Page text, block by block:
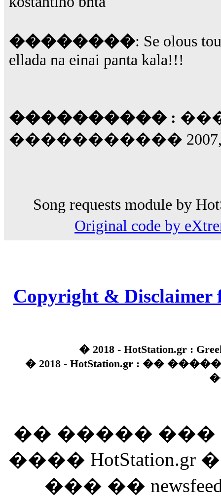
��������: Se olous
ellada na einai panta kala!!!
���������� :
����������� 2007,
Song requests module by
Original code by
Copyright & Disclaimer
� 2018 - HotStation.gr :
� 2018 - HotStation.gr : ��
�� �����
����
��� ��